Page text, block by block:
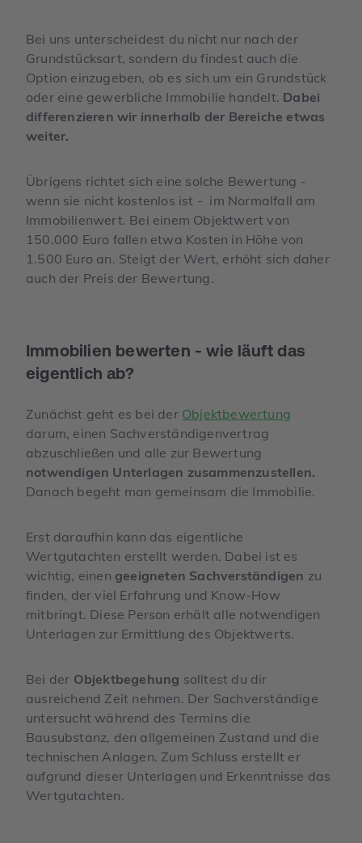
Bei uns unterscheidest du nicht nur nach der
Grundstücksart, sondern du findest auch die
Option einzugeben, ob es sich um ein Grundstück
oder eine gewerbliche Immobilie handelt. Dabei
differenzieren wir innerhalb der Bereiche etwas
weiter.
Übrigens richtet sich eine solche Bewertung -
wenn sie nicht kostenlos ist - im Normalfall am
Immobilienwert. Bei einem Objektwert von
150.000 Euro fallen etwa Kosten in Höhe von
1.500 Euro an. Steigt der Wert, erhöht sich daher
auch der Preis der Bewertung.
Immobilien bewerten - wie läuft das
eigentlich ab?
Zunächst geht es bei der Objektbewertung
darum, einen Sachverständigenvertrag
abzuschließen und alle zur Bewertung
notwendigen Unterlagen zusammenzustellen.
Danach begeht man gemeinsam die Immobilie.
Erst daraufhin kann das eigentliche
Wertgutachten erstellt werden. Dabei ist es
wichtig, einen geeigneten Sachverständigen zu
finden, der viel Erfahrung und Know-How
mitbringt. Diese Person erhält alle notwendigen
Unterlagen zur Ermittlung des Objektwerts.
Bei der Objektbegehung solltest du dir
ausreichend Zeit nehmen. Der Sachverständige
untersucht während des Termins die
Bausubstanz, den allgemeinen Zustand und die
technischen Anlagen. Zum Schluss erstellt er
aufgrund dieser Unterlagen und Erkenntnisse das
Wertgutachten.